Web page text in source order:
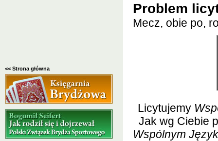
<< Strona główna
Problem
Mecz, obie po,
Licytujemy
Jak wg Ciebie
Wspólnym